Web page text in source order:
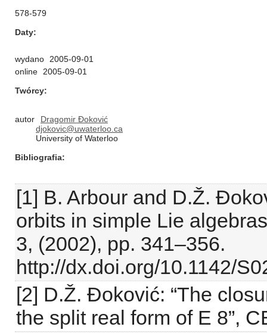
578-579
Daty
wydano
2005-09-01
online
2005-09-01
Twórcy
autor
Dragomir Đoković
djokovic@uwaterloo.ca
University of Waterloo
Bibliografia
[1] B. Arbour and D.Ž.
orbits in simple Lie
3, (2002), pp. 341–356.
http://dx.doi.org/10.1142/
[2] D.Ž. Đoković: “The
the split real form of E 8”,